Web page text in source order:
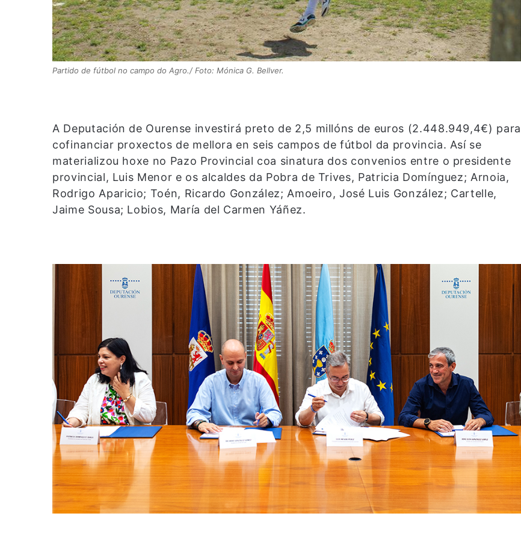
Partido de fútbol no campo do Agro./ Foto: Mónica G. Bellver.
A Deputación de Ourense investirá preto de 2,5 millóns de euros (2.448.949,4€) para
cofinanciar proxectos de mellora en seis campos de fútbol da provincia. Así se
materializou hoxe no Pazo Provincial coa sinatura dos convenios entre o presidente
provincial, Luis Menor e os alcaldes da Pobra de Trives, Patricia Domínguez; Arnoia,
Rodrigo Aparicio; Toén, Ricardo González; Amoeiro, José Luis González; Cartelle,
Jaime Sousa; Lobios, María del Carmen Yáñez.